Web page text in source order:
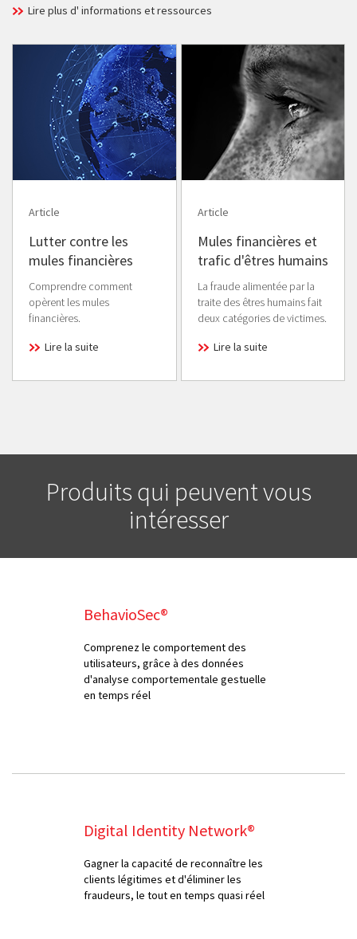
Lire plus d' informations et ressources
Article
Lutter contre les
mules financières
Comprendre comment
opèrent les mules
financières.
Lire la suite
Article
Mules financières et
trafic d'êtres humains
La fraude alimentée par la
traite des êtres humains fait
deux catégories de victimes.
Lire la suite
Produits qui peuvent vous
intéresser
BehavioSec®
Comprenez le comportement des
utilisateurs, grâce à des données
d'analyse comportementale gestuelle
en temps réel
Digital Identity Network®
Gagner la capacité de reconnaître les
clients légitimes et d'éliminer les
fraudeurs, le tout en temps quasi réel